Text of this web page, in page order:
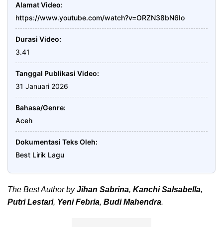
Alamat Video
https://www.youtube.com/watch?v=ORZN38bN6Io
Durasi Video
3.41
Tanggal Publikasi Video
31 Januari 2026
Bahasa/Genre
Aceh
Dokumentasi Teks Oleh
Best Lirik Lagu
The Best Author byJihan Sabrina, Kanchi Salsabella,
Putri Lestari, Yeni Febria, Budi Mahendra.